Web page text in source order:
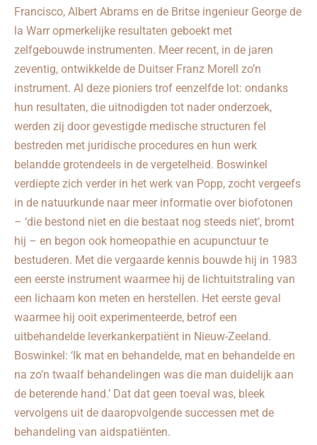
Francisco, Albert Abrams en de Britse ingenieur George de
la Warr opmerkelijke resultaten geboekt met
zelfgebouwde instrumenten. Meer recent, in de jaren
zeventig, ontwikkelde de Duitser Franz Morell zo’n
instrument. Al deze pioniers trof eenzelfde lot: ondanks
hun resultaten, die uitnodigden tot nader onderzoek,
werden zij door gevestigde medische structuren fel
bestreden met juridische procedures en hun werk
belandde grotendeels in de vergetelheid. Boswinkel
verdiepte zich verder in het werk van Popp, zocht vergeefs
in de natuurkunde naar meer informatie over biofotonen
– ‘die bestond niet en die bestaat nog steeds niet’, bromt
hij – en begon ook homeopathie en acupunctuur te
bestuderen. Met die vergaarde kennis bouwde hij in 1983
een eerste instrument waarmee hij de lichtuitstraling van
een lichaam kon meten en herstellen. Het eerste geval
waarmee hij ooit experimenteerde, betrof een
uitbehandelde leverkankerpatiënt in Nieuw-Zeeland.
Boswinkel: ‘Ik mat en behandelde, mat en behandelde en
na zo’n twaalf behandelingen was die man duidelijk aan
de beterende hand.’ Dat dat geen toeval was, bleek
vervolgens uit de daaropvolgende successen met de
behandeling van aidspatiënten.